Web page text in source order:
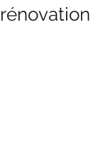
rénovation